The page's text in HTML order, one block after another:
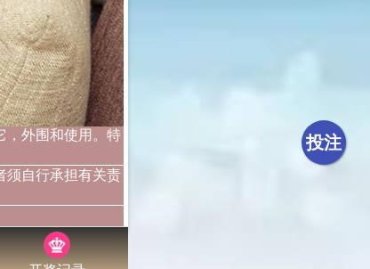
投注
，外围和使用。特
须自行承担有关责